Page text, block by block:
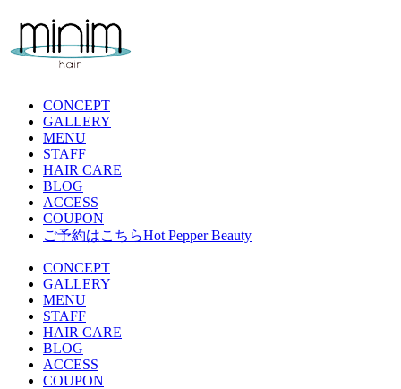
CONCEPT
GALLERY
MENU
STAFF
HAIR CARE
BLOG
ACCESS
COUPON
ご予約はこちらHot Pepper Beauty
CONCEPT
GALLERY
MENU
STAFF
HAIR CARE
BLOG
ACCESS
COUPON